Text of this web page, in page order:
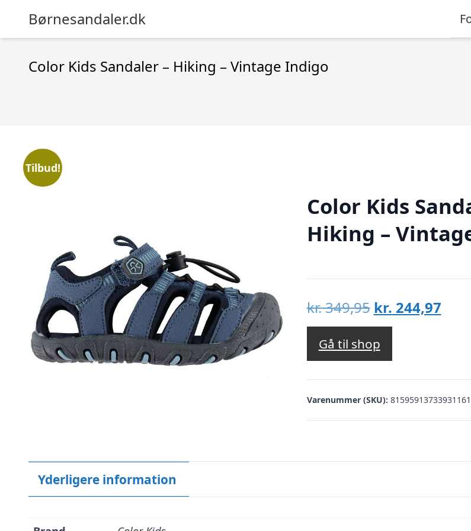
Børnesandaler.dk
Color Kids Sandaler – Hiking – Vintage Indigo
Tilbud!
Color Kids
Hiking –
kr.349,95 Den
oprindelige
pris
var:
kr. 349,95.
kr. 244,97Den
kr.
Gå til shop
Varenummer (SKU):
Yderligere information